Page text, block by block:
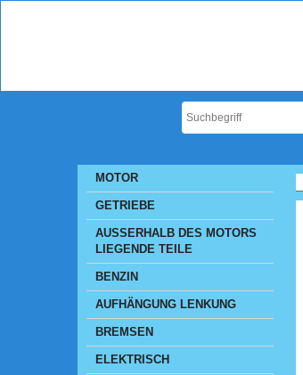
MOTOR
GETRIEBE
AUSSERHALB DES MOTORS
LIEGENDE TEILE
BENZIN
AUFHÄNGUNG LENKUNG
BREMSEN
ELEKTRISCH